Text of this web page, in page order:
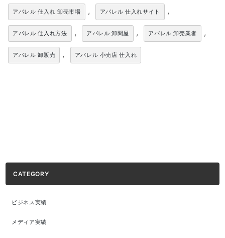
アパレル 仕入れ 卸売市場 , アパレル 仕入れサイト ,
アパレル 仕入れ方法 , アパレル 卸問屋 , アパレル 卸売業者 ,
アパレル 卸販売 , アパレル 小売店 仕入れ
CATEGORY
ビジネス実績
メディア実績